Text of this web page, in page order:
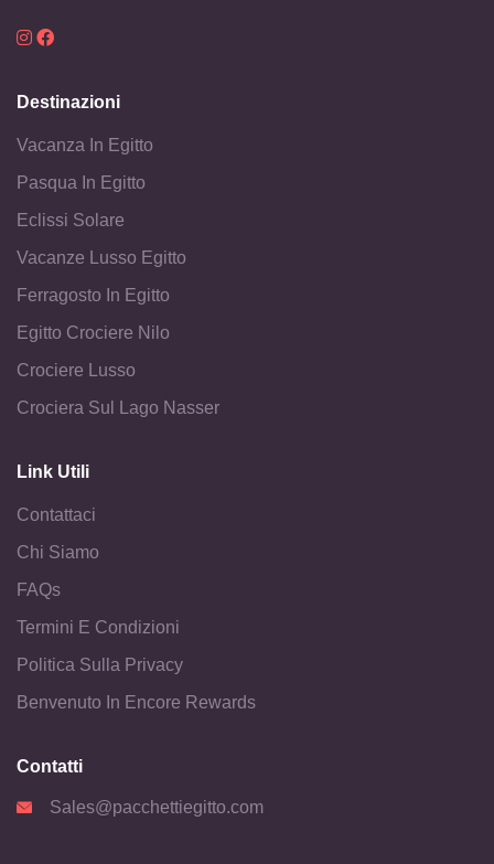
Destinazioni
Vacanza In Egitto
Pasqua In Egitto
Eclissi Solare
Vacanze Lusso Egitto
Ferragosto In Egitto
Egitto Crociere Nilo
Crociere Lusso
Crociera Sul Lago Nasser
Link Utili
Contattaci
Chi Siamo
FAQs
Termini E Condizioni
Politica Sulla Privacy
Benvenuto In Encore Rewards
Contatti
Sales@pacchettiegitto.com